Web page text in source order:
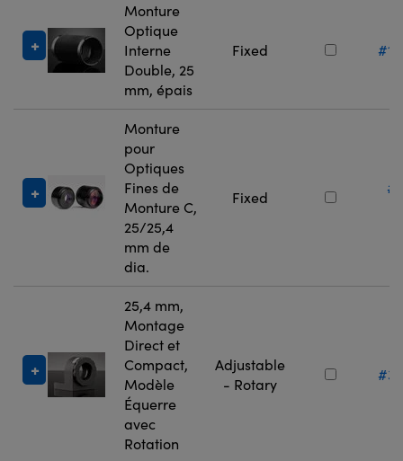
Monture
Optique
Interne
Double, 25
mm, épais
Fixed
Monture
pour
Optiques
Fines de
Monture C,
25/25,4
mm de
dia.
Fixed
25,4 mm,
Montage
Direct et
Compact,
Modèle
Équerre
avec
Rotation
Adjustable
- Rotary